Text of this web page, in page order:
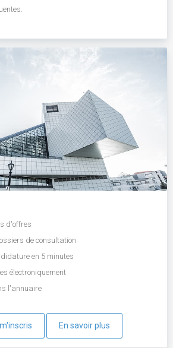
d'offres
de consultation
en 5 minutes
électroniquement
l'annuaire
En savoir plus